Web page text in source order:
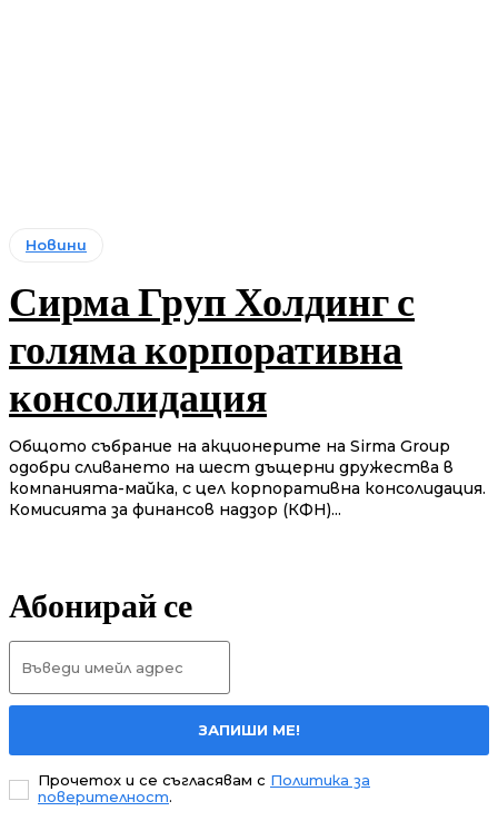
Новини
Сирма Груп Холдинг с
голяма корпоративна
консолидация
Общото събрание на акционерите на Sirma Group
одобри сливането на шест дъщерни дружества в
компанията-майка, с цел корпоративна консолидация.
Комисията за финансов надзор (КФН)...
Абонирай се
ЗАПИШИ МЕ!
Прочетох и се съгласявам с Политика за
поверителност.